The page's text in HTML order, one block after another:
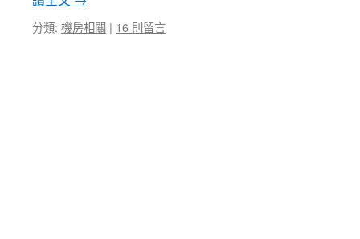
分類: 機房相關 | 16 則留言